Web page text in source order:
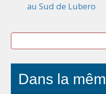
au Sud de Lubero
Dans la